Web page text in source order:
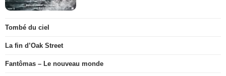
Tombé du ciel
La fin d’Oak Street
Fantômas – Le nouveau monde